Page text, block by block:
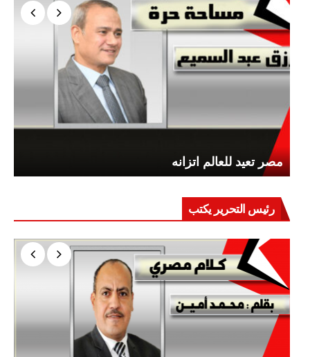
مصر تعيد للعالم اتزانه
رئيس التحرير يكتب